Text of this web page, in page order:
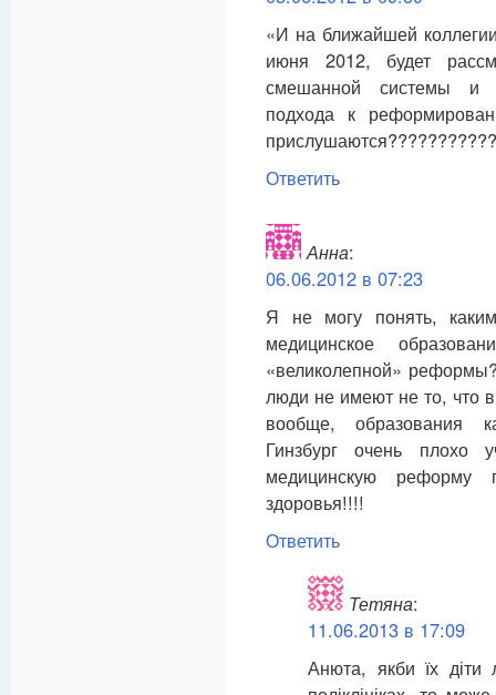
«И на ближайшей
июня 2012, будет
смешанной системы и
подхода к
прислушаются???????????
Ответить
Анна:
06.06.2012 в 07:23
Я не могу понять,
медицинское
«великолепной»
люди не имеют не то, что
вообще, образования
Гинзбург очень плохо
медицинскую реформу
здоровья!!!!
Ответить
Тетяна:
11.06.2013 в 17:09
Анюта, якби їх діти